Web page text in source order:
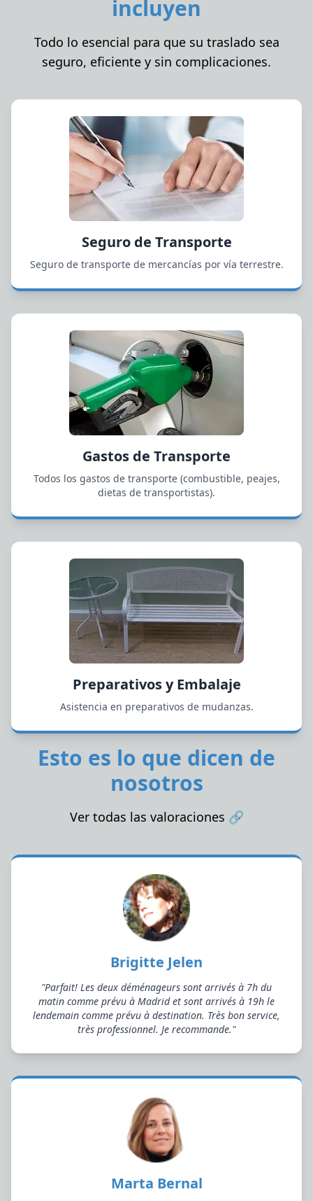
incluyen
Todo lo esencial para que su traslado sea
seguro, eficiente y sin complicaciones.
Seguro de Transporte
Seguro de transporte de mercancías por vía terrestre.
Gastos de Transporte
Todos los gastos de transporte (combustible, peajes,
dietas de transportistas).
Preparativos y Embalaje
Asistencia en preparativos de mudanzas.
Esto es lo que dicen de
nosotros
Ver todas las valoraciones 🔗
Brigitte Jelen
"Parfait! Les deux déménageurs sont arrivés à 7h du
matin comme prévu à Madrid et sont arrivés à 19h le
lendemain comme prévu à destination. Très bon service,
très professionnel. Je recommande."
Marta Bernal